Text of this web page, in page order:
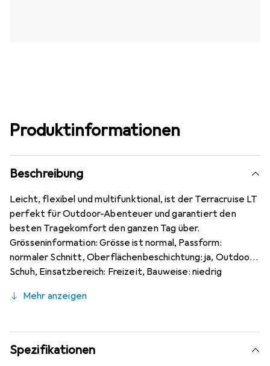
Produktinformationen
Beschreibung
Leicht, flexibel und multifunktional, ist der Terracruise LT
perfekt für Outdoor-Abenteuer und garantiert den
besten Tragekomfort den ganzen Tag über.
Grösseninformation: Grösse ist normal, Passform:
normaler Schnitt, Oberflächenbeschichtung: ja, Outdoor-
Schuh, Einsatzbereich: Freizeit, Bauweise: niedrig
Laufsohle: Kunststoff, Art Membran: GORE-TEX,
Schuh: Steigeisen-Eignung: nicht steigeisenfest,
Fussbett/Einlegesohle: herausnehmbare Einlegesohle,
Art Verschlusssystem: schnelles Schnürsystem.
Mehr anzeigen
Spezifikationen